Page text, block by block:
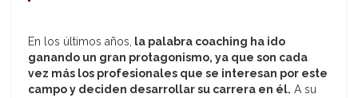
En los últimos años, la palabra coaching ha ido
ganando un gran protagonismo, ya que son cada
vez más los profesionales que se interesan por este
campo y deciden desarrollar su carrera en él. A su